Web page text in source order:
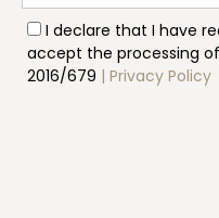
I declare that I have
accept the processing
2016/679 | Privacy Policy